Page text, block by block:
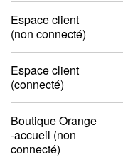
Espace client
(non connecté)
Espace client
(connecté)
Boutique Orange
-accueil (non
connecté)